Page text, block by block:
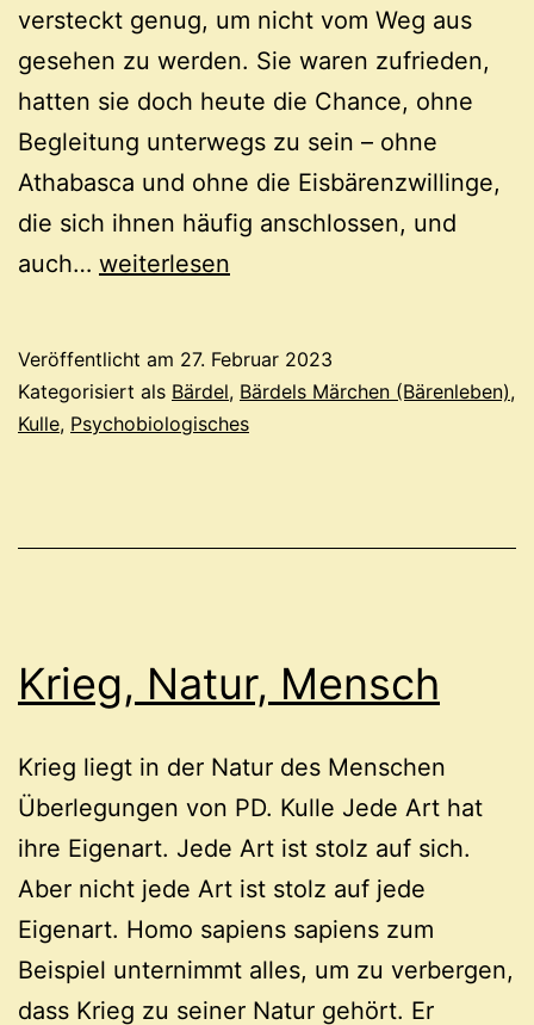
versteckt genug, um nicht vom Weg aus
gesehen zu werden. Sie waren zufrieden,
hatten sie doch heute die Chance, ohne
Begleitung unterwegs zu sein – ohne
Athabasca und ohne die Eisbärenzwillinge,
die sich ihnen häufig anschlossen, und
auch… Vergewaltigung
weiterlesen
Veröffentlicht am 27. Februar 2023
Kategorisiert als Bärdel, Bärdels Märchen (Bärenleben),
Kulle, Psychobiologisches
Krieg, Natur, Mensch
Krieg liegt in der Natur des Menschen
Überlegungen von PD. Kulle Jede Art hat
ihre Eigenart. Jede Art ist stolz auf sich.
Aber nicht jede Art ist stolz auf jede
Eigenart. Homo sapiens sapiens zum
Beispiel unternimmt alles, um zu verbergen,
dass Krieg zu seiner Natur gehört. Er